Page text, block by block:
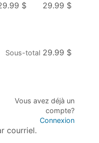
$ 29.99 $
Sous-total 29.99 $
Vous avez déjà un
compte?
Connexion
courriel.